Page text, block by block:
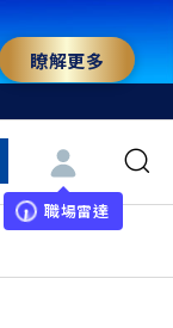
瞭解更多
職場雷達